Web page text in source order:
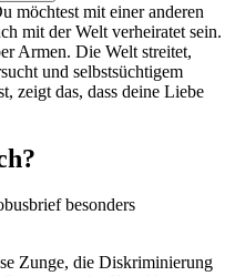
möchtest mit einer anderen
mit der Welt verheiratet sein.
Armen. Die Welt streitet,
und selbstsüchtigem
zeigt das, dass deine Liebe
besonders
Zunge, die Diskriminierung